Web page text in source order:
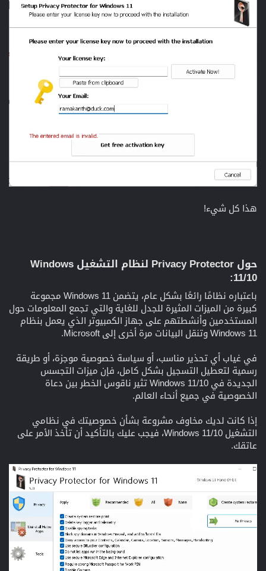
هذا كل شيء!
حول Privacy Protector لنظام التشغيل Windows
11/10:
باعتباره نظامًا رائعًا بشكل عام، يتضمن Windows 11 مجموعة
كبيرة من الميزات المثيرة للجدل للغاية والتي تجمع المعلومات حول
المستخدمين وأنشطتهم على جهاز الكمبيوتر الذي يعمل بنظام
Windows 11 وتنقل البيانات مرة أخرى إلى Microsoft.
في غياب أي تحذير مناسب، أو سياسة خصوصية موجزة، أو طريقة
رسمية لتعطيل التسجيل بشكل كامل، فإن ميزات التجسس
الجديدة في Windows 11/10 تثير ناقوس الخطر بين دعاة
الخصوصية في جميع أنحاء العالم.
إذا كانت لديك مخاوف مشروعة بشأن خصوصيتك في نظامي
التشغيل Windows 11/10، فيجب عليك بالتأكيد أن تأخذ الأمر على
عاتقك.